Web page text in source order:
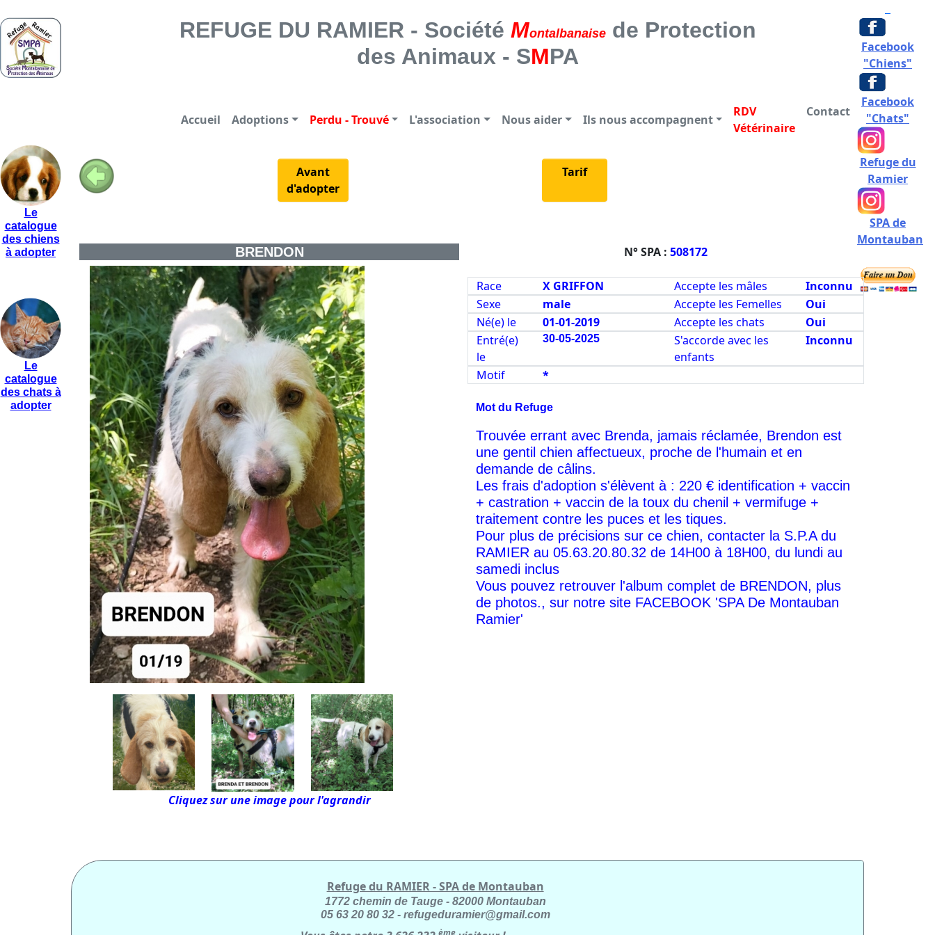
Le
catalogue
des chiens
à adopter
Le
catalogue
des chats à
adopter
REFUGE DU RAMIER - SOCIETE MONTALBANAISE DE PROTECTION DES ANIMAUX
Facebook
"Chiens"
Facebook
"Chats"
Refuge du
Ramier
SPA de
Montauban
REFUGE DU RAMIER - Société Montalbanaisede Protection
des Animaux - SMPA
Accueil Adoptions Perdu - Trouvé L'association Nous aider Ils nous accompagnent
RDV
Vétérinaire
Contact
Avant
d'adopter
Tarif
BRENDON
Cliquez sur une image pour l'agrandir
N° SPA : 508172
Race X GRIFFON Accepte les mâles
Inconnu
Sexe
male Accepte les Femelles
Oui
Né(e) le
01-01-2019 Accepte les chats
Oui
Entré(e)
le
30-05-2025
S'accorde avec les
enfants
Inconnu
Motif *
Mot du Refuge
Trouvée errant avec Brenda, jamais réclamée, Brendon est
une gentil chien affectueux, proche de l'humain et en
demande de câlins.
Les frais d'adoption s'élèvent à : 220 € identification + vaccin
+ castration + vaccin de la toux du chenil + vermifuge +
traitement contre les puces et les tiques.
Pour plus de précisions sur ce chien, contacter la S.P.A du
RAMIER au 05.63.20.80.32 de 14H00 à 18H00, du lundi au
samedi inclus
Vous pouvez retrouver l'album complet de BRENDON, plus
de photos., sur notre site FACEBOOK 'SPA De Montauban
Ramier'
Refuge du RAMIER - SPA de Montauban
1772 chemin de Tauge - 82000 Montauban
05 63 20 80 32 - refugeduramier@gmail.com
ème